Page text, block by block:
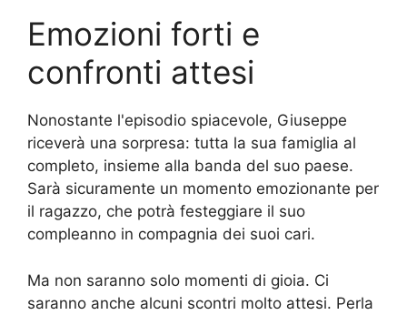
Emozioni forti e
confronti attesi
Nonostante l'episodio spiacevole, Giuseppe
riceverà una sorpresa: tutta la sua famiglia al
completo, insieme alla banda del suo paese.
Sarà sicuramente un momento emozionante per
il ragazzo, che potrà festeggiare il suo
compleanno in compagnia dei suoi cari.
Ma non saranno solo momenti di gioia. Ci
saranno anche alcuni scontri molto attesi. Perla